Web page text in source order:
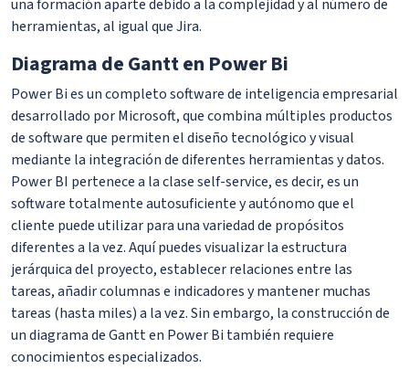
una formación aparte debido a la complejidad y al número de
herramientas, al igual que Jira.
Diagrama de Gantt en Power Bi
Power Bi es un completo software de inteligencia empresarial
desarrollado por Microsoft, que combina múltiples productos
de software que permiten el diseño tecnológico y visual
mediante la integración de diferentes herramientas y datos.
Power BI pertenece a la clase self-service, es decir, es un
software totalmente autosuficiente y autónomo que el
cliente puede utilizar para una variedad de propósitos
diferentes a la vez. Aquí puedes visualizar la estructura
jerárquica del proyecto, establecer relaciones entre las
tareas, añadir columnas e indicadores y mantener muchas
tareas (hasta miles) a la vez. Sin embargo, la construcción de
un diagrama de Gantt en Power Bi también requiere
conocimientos especializados.